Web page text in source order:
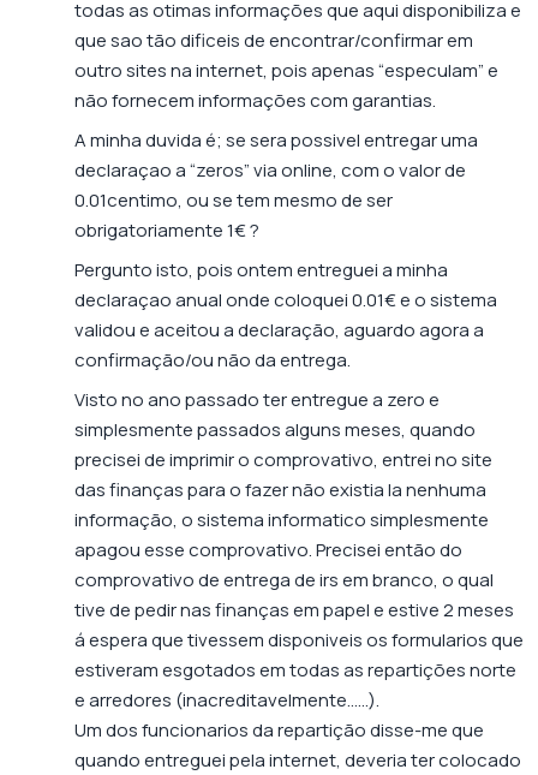
todas as otimas informações que aqui disponibiliza e
que sao tão dificeis de encontrar/confirmar em
outro sites na internet, pois apenas “especulam” e
não fornecem informações com garantias.
A minha duvida é; se sera possivel entregar uma
declaraçao a “zeros” via online, com o valor de
0.01centimo, ou se tem mesmo de ser
obrigatoriamente 1€ ?
Pergunto isto, pois ontem entreguei a minha
declaraçao anual onde coloquei 0.01€ e o sistema
validou e aceitou a declaração, aguardo agora a
confirmação/ou não da entrega.
Visto no ano passado ter entregue a zero e
simplesmente passados alguns meses, quando
precisei de imprimir o comprovativo, entrei no site
das finanças para o fazer não existia la nenhuma
informação, o sistema informatico simplesmente
apagou esse comprovativo. Precisei então do
comprovativo de entrega de irs em branco, o qual
tive de pedir nas finanças em papel e estive 2 meses
á espera que tivessem disponiveis os formularios que
estiveram esgotados em todas as repartições norte
e arredores (inacreditavelmente……).
Um dos funcionarios da repartição disse-me que
quando entreguei pela internet, deveria ter colocado